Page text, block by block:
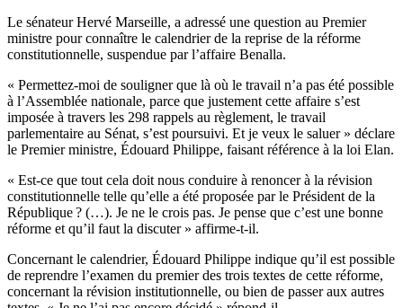
Le sénateur Hervé Marseille, a adressé une question au Premier
ministre pour connaître le calendrier de la reprise de la réforme
constitutionnelle, suspendue par l’affaire Benalla.
« Permettez-moi de souligner que là où le travail n’a pas été possible
à l’Assemblée nationale, parce que justement cette affaire s’est
imposée à travers les 298 rappels au règlement, le travail
parlementaire au Sénat, s’est poursuivi. Et je veux le saluer » déclare
le Premier ministre, Édouard Philippe, faisant référence à la loi Elan.
« Est-ce que tout cela doit nous conduire à renoncer à la révision
constitutionnelle telle qu’elle a été proposée par le Président de la
République ? (…). Je ne le crois pas. Je pense que c’est une bonne
réforme et qu’il faut la discuter » affirme-t-il.
Concernant le calendrier, Édouard Philippe indique qu’il est possible
de reprendre l’examen du premier des trois textes de cette réforme,
concernant la révision institutionnelle, ou bien de passer aux autres